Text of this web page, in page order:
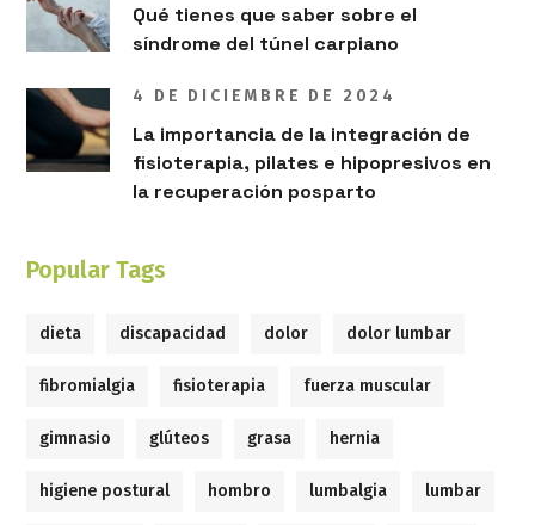
Qué tienes que saber sobre el
síndrome del túnel carpiano
4 DE DICIEMBRE DE 2024
La importancia de la integración de
fisioterapia, pilates e hipopresivos en
la recuperación posparto
Popular Tags
dieta discapacidad dolor dolor lumbar
fibromialgia fisioterapia fuerza muscular
gimnasio glúteos grasa hernia
higiene postural hombro lumbalgia lumbar